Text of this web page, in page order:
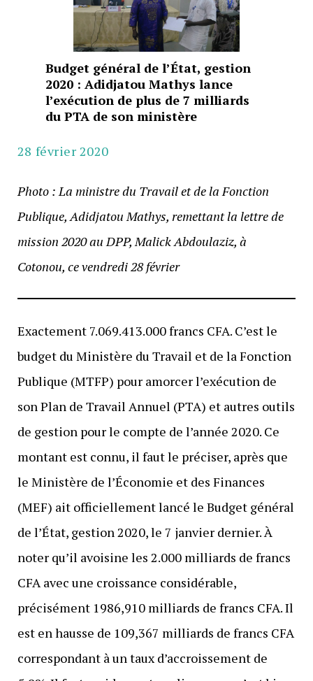
Budget général de l’État, gestion
2020 : Adidjatou Mathys lance
l’exécution de plus de 7 milliards
du PTA de son ministère
28 février 2020
Photo : La ministre du Travail et de la Fonction
Publique, Adidjatou Mathys, remettant la lettre de
mission 2020 au DPP, Malick Abdoulaziz, à
Cotonou, ce vendredi 28 février
Exactement 7.069.413.000 francs CFA. C’est le
budget du Ministère du Travail et de la Fonction
Publique (MTFP) pour amorcer l’exécution de
son Plan de Travail Annuel (PTA) et autres outils
de gestion pour le compte de l’année 2020. Ce
montant est connu, il faut le préciser, après que
le Ministère de l’Économie et des Finances
(MEF) ait officiellement lancé le Budget général
de l’État, gestion 2020, le 7 janvier dernier. À
noter qu’il avoisine les 2.000 milliards de francs
CFA avec une croissance considérable,
précisément 1986,910 milliards de francs CFA. Il
est en hausse de 109,367 milliards de francs CFA
correspondant à un taux d’accroissement de